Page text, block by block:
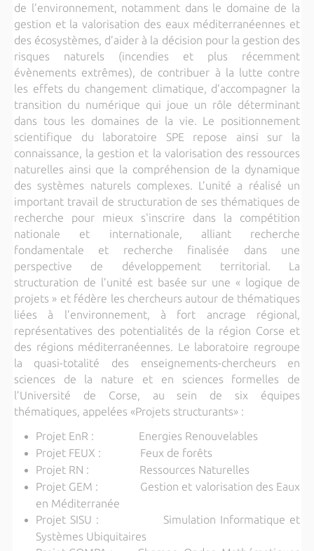
de l’environnement, notamment dans le domaine de la
gestion et la valorisation des eaux méditerranéennes et
des écosystèmes, d’aider à la décision pour la gestion des
risques naturels (incendies et plus récemment
évènements extrêmes), de contribuer à la lutte contre
les effets du changement climatique, d’accompagner la
transition du numérique qui joue un rôle déterminant
dans tous les domaines de la vie. Le positionnement
scientifique du laboratoire SPE repose ainsi sur la
connaissance, la gestion et la valorisation des ressources
naturelles ainsi que la compréhension de la dynamique
des systèmes naturels complexes. L’unité a réalisé un
important travail de structuration de ses thématiques de
recherche pour mieux s'inscrire dans la compétition
nationale et internationale, alliant recherche
fondamentale et recherche finalisée dans une
perspective de développement territorial. La
structuration de l’unité est basée sur une « logique de
projets » et fédère les chercheurs autour de thématiques
liées à l’environnement, à fort ancrage régional,
représentatives des potentialités de la région Corse et
des régions méditerranéennes. Le laboratoire regroupe
la quasi-totalité des enseignements-chercheurs en
sciences de la nature et en sciences formelles de
l’Université de Corse, au sein de six équipes
thématiques, appelées «Projets structurants» :
Projet EnR : Energies Renouvelables
Projet FEUX : Feux de forêts
Projet RN : Ressources Naturelles
Projet GEM : Gestion et valorisation des Eaux
en Méditerranée
Projet SISU : Simulation Informatique et
Systèmes Ubiquitaires